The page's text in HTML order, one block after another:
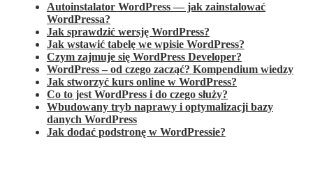
Autoinstalator WordPress — jak zainstalować
WordPressa?
Jak sprawdzić wersję WordPress?
Jak wstawić tabelę we wpisie WordPress?
Czym zajmuje się WordPress Developer?
WordPress – od czego zacząć? Kompendium wiedzy
Jak stworzyć kurs online w WordPress?
Co to jest WordPress i do czego służy?
Wbudowany tryb naprawy i optymalizacji bazy
danych WordPress
Jak dodać podstronę w WordPressie?